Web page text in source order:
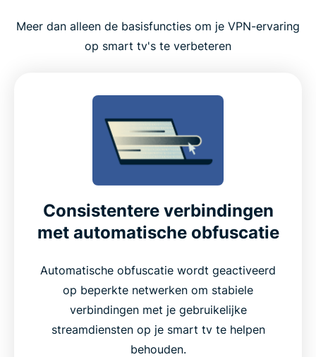
Meer dan alleen de basisfuncties om je VPN-ervaring
op smart tv's te verbeteren
Consistentere verbindingen
met automatische obfuscatie
Automatische obfuscatie wordt geactiveerd
op beperkte netwerken om stabiele
verbindingen met je gebruikelijke
streamdiensten op je smart tv te helpen
behouden.